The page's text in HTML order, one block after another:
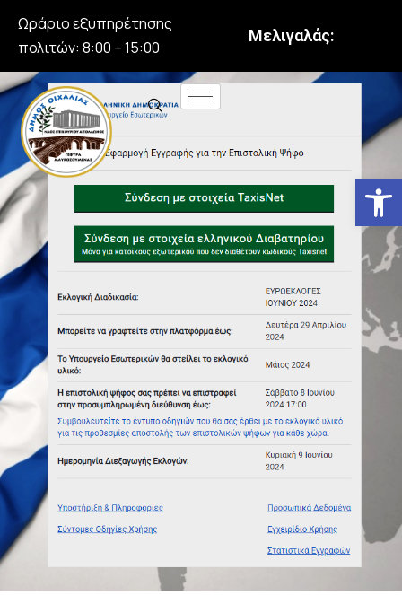
Ωράριο εξυπηρέτησης
πολιτών: 8:00 – 15:00
Μελιγαλάς: